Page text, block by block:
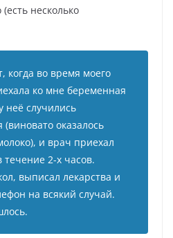
несколько
когда во время моего
ко мне беременная
неё случились
оказалось
и врач приехал
течение 2-х часов.
выписал лекарства и
на всякий случай.